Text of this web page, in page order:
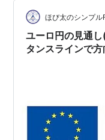
カ派姿勢のECB 7月
降の利上げは慎重
ほび太のシンプル
ユーロ円の見通
タンスラインで